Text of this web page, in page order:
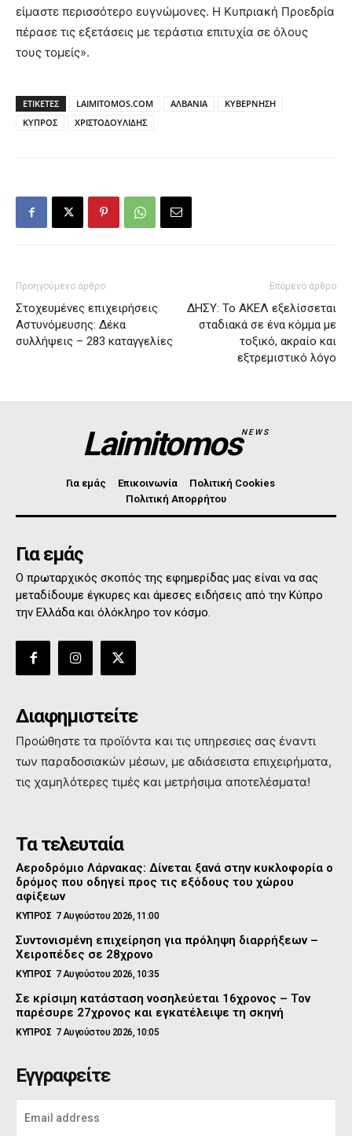
είμαστε περισσότερο ευγνώμονες. Η Κυπριακή Προεδρία
πέρασε τις εξετάσεις με τεράστια επιτυχία σε όλους
τους τομείς».
ΕΤΙΚΕΤΕΣ LAIMITOMOS.COM ΑΛΒΑΝΙΑ
ΚΥΒΕΡΝΗΣΗ
ΚΥΠΡΟΣ
ΧΡΙΣΤΟΔΟΥΛΙΔΗΣ
Προηγούμενο άρθρο
Στοχευμένες επιχειρήσεις
Αστυνόμευσης: Δέκα
συλλήψεις – 283 καταγγελίες
Επόμενο άρθρο
ΔΗΣΥ: Το ΑΚΕΛ εξελίσσεται
σταδιακά σε ένα κόμμα με
τοξικό, ακραίο και
εξτρεμιστικό λόγο
LaimitomosNEWS
Για εμάς Επικοινωνία
Πολιτική Cookies
Πολιτική Απορρήτου
Για εμάς
Ο πρωταρχικός σκοπός της εφημερίδας μας είναι να σας
μεταδίδουμε έγκυρες και άμεσες ειδήσεις από την Κύπρο
την Ελλάδα και όλόκληρο τον κόσμο.
Διαφημιστείτε
Προώθηστε τα προϊόντα και τις υπηρεσιες σας έναντι
των παραδοσιακών μέσων, με αδιάσειστα επιχειρήματα,
τις χαμηλότερες τιμές και μετρήσιμα αποτελέσματα!
Τα τελευταία
Αεροδρόμιο Λάρνακας: Δίνεται ξανά στην κυκλοφορία ο
δρόμος που οδηγεί προς τις εξόδους του χώρου
αφίξεων
ΚΥΠΡΟΣ 7 Αυγούστου 2026, 11:00
Συντονισμένη επιχείρηση για πρόληψη διαρρήξεων –
Χειροπέδες σε 28χρονο
ΚΥΠΡΟΣ 7 Αυγούστου 2026, 10:35
Σε κρίσιμη κατάσταση νοσηλεύεται 16χρονος – Τον
παρέσυρε 27χρονος και εγκατέλειψε τη σκηνή
ΚΥΠΡΟΣ 7 Αυγούστου 2026, 10:05
Εγγραφείτε